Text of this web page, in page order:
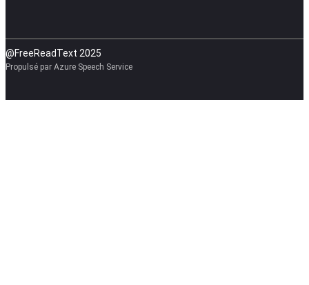
@FreeReadText 2025
Propulsé par Azure Speech Service